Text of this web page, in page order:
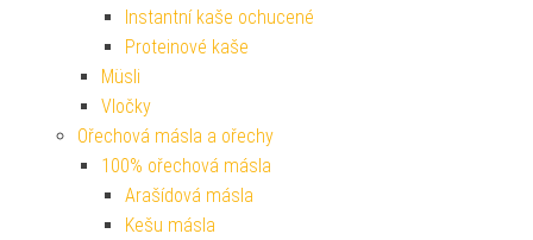
Instantní kaše ochucené
Proteinové kaše
Müsli
Vločky
Ořechová másla a ořechy
100% ořechová másla
Arašídová másla
Kešu másla